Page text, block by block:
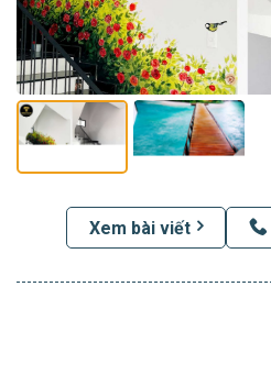
Xem bài viết